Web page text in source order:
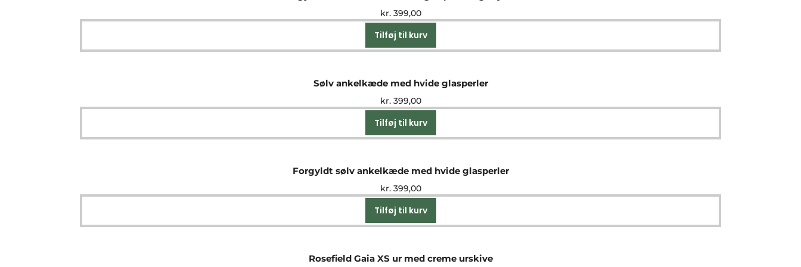
kr.399,00
Tilføj til kurv
Sølv ankelkæde med hvide glasperler
kr.399,00
Tilføj til kurv
Forgyldt sølv ankelkæde med hvide glasperler
kr.399,00
Tilføj til kurv
Rosefield Gaia XS ur med creme urskive